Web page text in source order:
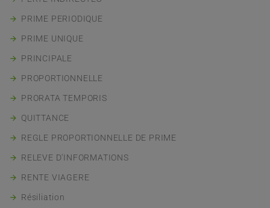
PRIME PERIODIQUE
PRIME UNIQUE
PRINCIPALE
PROPORTIONNELLE
PRORATA TEMPORIS
QUITTANCE
REGLE PROPORTIONNELLE DE PRIME
RELEVE D'INFORMATIONS
RENTE VIAGERE
Résiliation